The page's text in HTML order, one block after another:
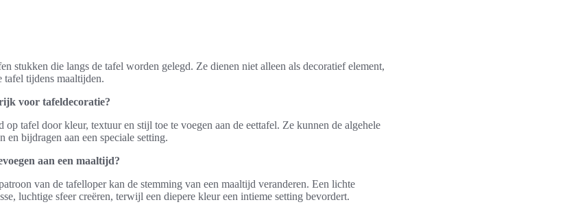
stukken die langs de tafel worden gelegd. Ze dienen niet alleen als decoratief element,
tafel tijdens maaltijden.
voor tafeldecoratie?
op tafel door kleur, textuur en stijl toe te voegen aan de eettafel. Ze kunnen de algehele
en bijdragen aan een speciale setting.
aan een maaltijd?
van de tafelloper kan de stemming van een maaltijd veranderen. Een lichte
luchtige sfeer creëren, terwijl een diepere kleur een intieme setting bevordert.